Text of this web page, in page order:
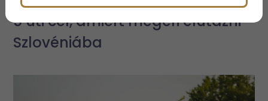
5 úti cél, amiért megéri elutazni
Szlovéniába